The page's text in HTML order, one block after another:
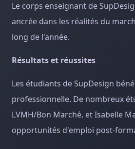
Le corps enseignant de
ancrée dans les réalités du
long de l'année.
Résultats et réussites
Les étudiants de SupDesign
professionnelle. De nombreux
LVMH/Bon Marché, et Isabelle
opportunités d'emploi post-